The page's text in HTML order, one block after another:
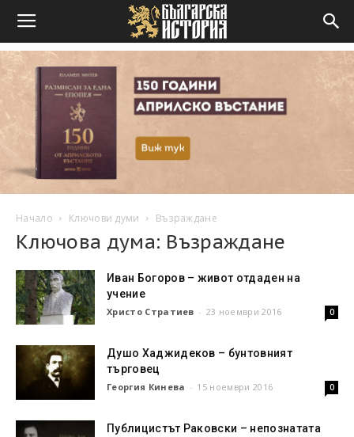
Начало Ключови думи Възраждане
Ключова дума: Възраждане
Иван Богоров – живот отдаден на
учение
Христо Стратиев - 23 ноември 2016 0
Душо Хаджидеков – бунтовният
търговец
Георгия Кинева - 15 ноември 2016 0
Публицистът Раковски – непознатата